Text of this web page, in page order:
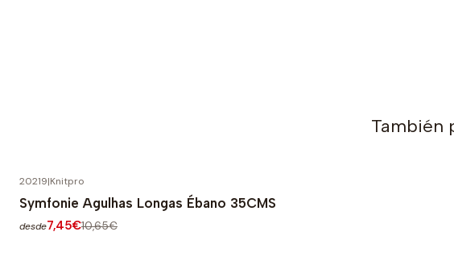
También
20219|Knitpro
Symfonie Agulhas Longas Ébano 35CMS
desde7,45€10,65€